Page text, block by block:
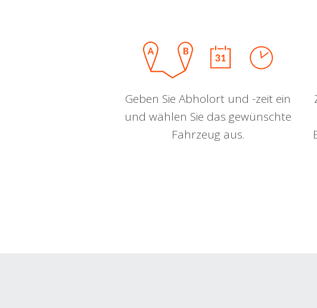
Geben Sie Abholort und -zeit ein
und wählen Sie das gewünschte
Fahrzeug aus.